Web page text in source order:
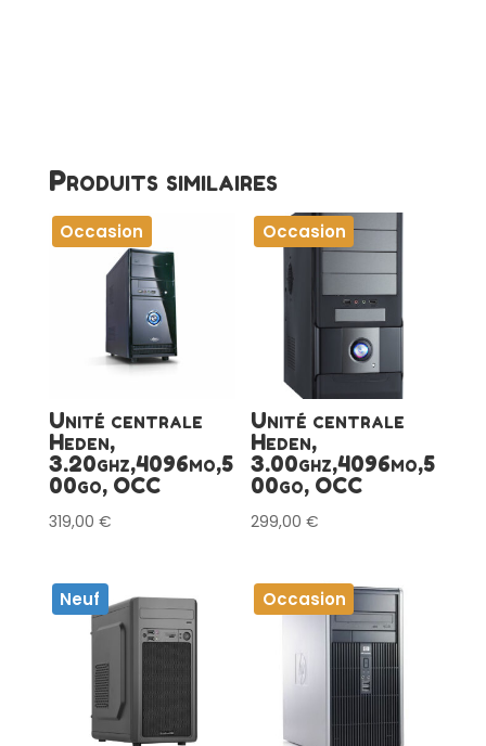
Produits similaires
Occasion
Unité centrale
Heden,
3.20ghz,4096mo,5
00go, OCC
319,00 €
Occasion
Unité centrale
Heden,
3.00ghz,4096mo,5
00go, OCC
299,00€
Neuf Occasion